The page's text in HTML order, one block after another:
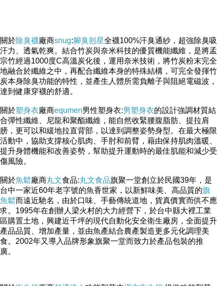
關於除臭襪廠商snug:腳臭剋星全襪100%汗臭通紗，超強除臭吸
汗力、透氣乾爽。結合竹炭與奈米科技的優質機能纖維，是將孟
宗竹經過1000度C高溫炭化後，運用奈米技術，將竹炭粉末完全
地融合於纖維之中，再配合纖維本身的特殊結構，可完全發揮竹
炭本身除臭功能的特性，並產生人體所需負離子與阻絕電磁波，
達到健康穿襪的舒適。
關於塑身衣廠商equmen男性塑身衣:男塑身衣的設計強調材質結
合彈性纖維、尼龍和聚酯纖維，能自然收緊腰腹脂肪、提拉肩
膀，更可以和緩地拉直背部，以達到調整姿勢身型。在最大極限
活動中，協助支撐核心肌肉、手肘和前臂，藉由保持肌肉溫暖、
提升身體機能和改善姿勢，幫助提升運動時的最佳肌能和減少受
傷風險。
關於魚鬆廠商丸文食品:丸文食品旗聚一堂創立於民國39年，是
台中一家近60年老字號的魚香世家，以新鮮味美、高品質的旗
魚鬆而遠近馳名，由於口味、手藝傳統道地，貨真價實而供不應
求。1995年在創辦人梁火村的大力經營下，於台中縣大裡工業
區購置土地，興建近千坪的現代自動化安全衛生廠房，全面提升
產品品質、增加產量，並由魚產結合農產製造更多元化調理美
食。2002年又導入品牌形象旗聚一堂而致力於產品包裝的推
廣。